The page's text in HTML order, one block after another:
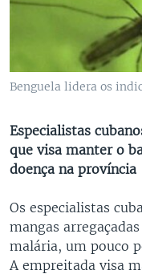
Benguela lidera os
Especialistas
que visa manter o
doença na província
Os especialistas
mangas
malária, um pouco
A empreitada visa